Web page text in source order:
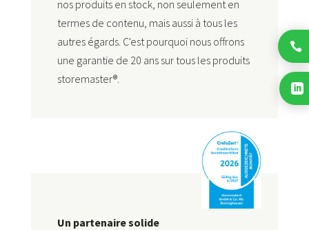
nos produits en stock, non seulement en
termes de contenu, mais aussi à tous les
autres égards. C'est pourquoi nous offrons
une garantie de 20 ans sur tous les produits
storemaster®.
Un partenaire solide

